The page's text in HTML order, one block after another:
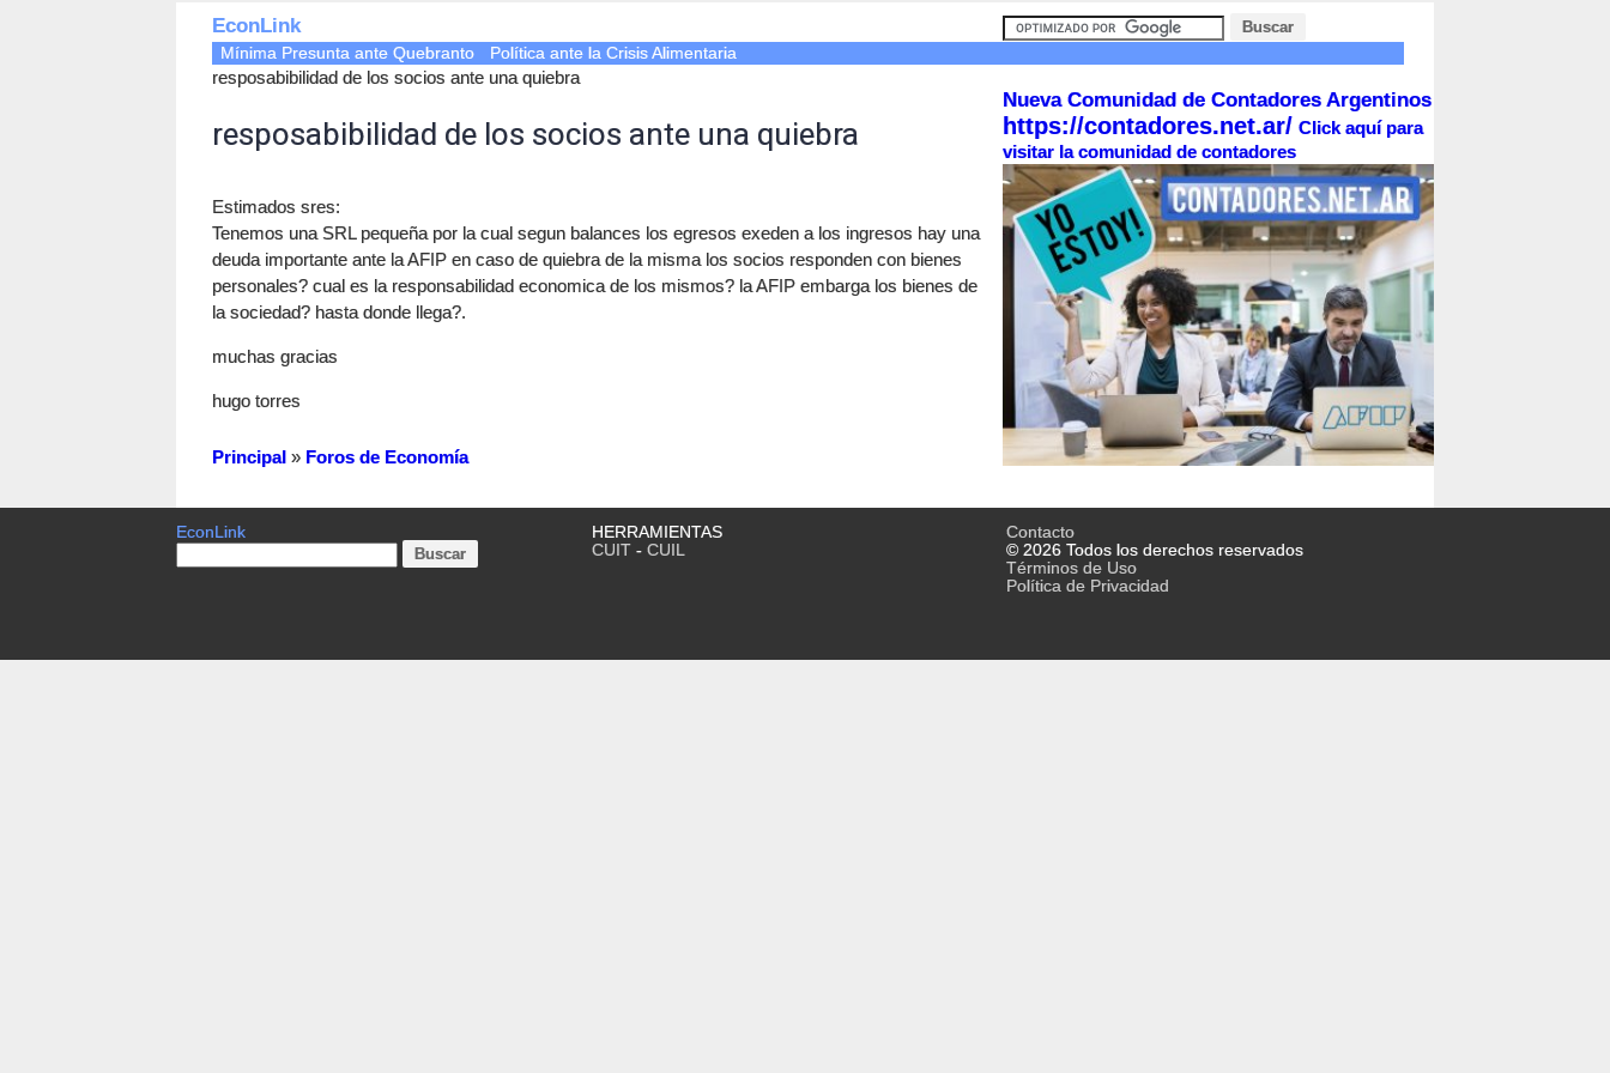
EconLink
Mínima Presunta ante Quebranto Política ante la Crisis Alimentaria
resposabibilidad de los socios ante una quiebra
resposabibilidad de los socios ante una quiebra
Estimados sres:
Tenemos una SRL pequeña por la cual segun balances los egresos exeden a los ingresos hay una
deuda importante ante la AFIP en caso de quiebra de la misma los socios responden con bienes
personales? cual es la responsabilidad economica de los mismos? la AFIP embarga los bienes de
la sociedad? hasta donde llega?.
muchas gracias
hugo torres
Principal » Foros de Economía
Nueva Comunidad de Contadores Argentinos
https://contadores.net.ar/ Click aquí para
visitar la comunidad de contadores
EconLink
HERRAMIENTAS
CUIT- CUIL
Contacto
© 2026 Todos los derechos reservados
Términos de Uso
Política de Privacidad